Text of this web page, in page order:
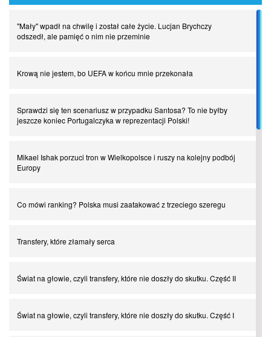
"Mały" wpadł na chwilę i został całe życie. Lucjan Brychczy
odszedł, ale pamięć o nim nie przeminie
Krową nie jestem, bo UEFA w końcu mnie przekonała
Sprawdzi się ten scenariusz w przypadku Santosa? To nie byłby
jeszcze koniec Portugalczyka w reprezentacji Polski!
Mikael Ishak porzuci tron w Wielkopolsce i ruszy na kolejny podbój
Europy
Co mówi ranking? Polska musi zaatakować z trzeciego szeregu
Transfery, które złamały serca
Świat na głowie, czyli transfery, które nie doszły do skutku. Część II
Świat na głowie, czyli transfery, które nie doszły do skutku. Część I